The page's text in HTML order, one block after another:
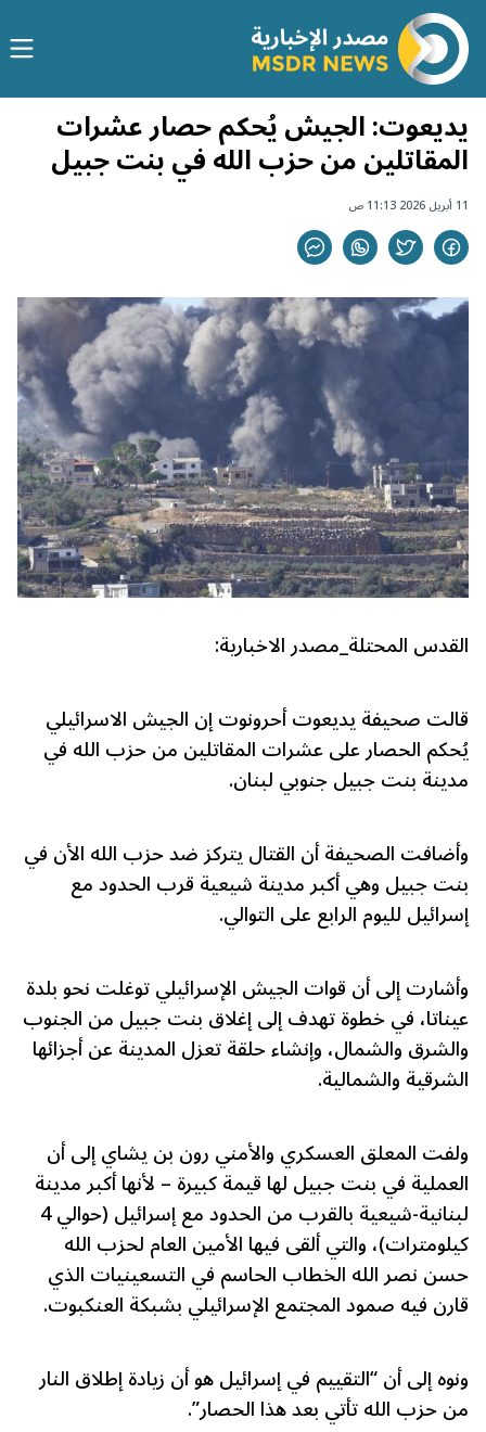
يديعوت: الجيش يُحكم حصار عشرات
المقاتلين من حزب الله في بنت جبيل
11 أبريل 2026 11:13 ص
القدس المحتلة_مصدر الاخبارية:
قالت صحيفة يديعوت أحرونوت إن الجيش الاسرائيلي
يُحكم الحصار على عشرات المقاتلين من حزب الله في
مدينة بنت جبيل جنوبي لبنان.
وأضافت الصحيفة أن القتال يتركز ضد حزب الله الأن في
بنت جبيل وهي أكبر مدينة شيعية قرب الحدود مع
إسرائيل لليوم الرابع على التوالي.
وأشارت إلى أن قوات الجيش الإسرائيلي توغلت نحو بلدة
عيناتا، في خطوة تهدف إلى إغلاق بنت جبيل من الجنوب
والشرق والشمال، وإنشاء حلقة تعزل المدينة عن أجزائها
الشرقية والشمالية.
ولفت المعلق العسكري والأمني رون بن يشاي إلى أن
العملية في بنت جبيل لها قيمة كبيرة – لأنها أكبر مدينة
لبنانية-شيعية بالقرب من الحدود مع إسرائيل (حوالي 4
كيلومترات)، والتي ألقى فيها الأمين العام لحزب الله
حسن نصر الله الخطاب الحاسم في التسعينيات الذي
قارن فيه صمود المجتمع الإسرائيلي بشبكة العنكبوت.
ونوه إلى أن “التقييم في إسرائيل هو أن زيادة إطلاق النار
من حزب الله تأتي بعد هذا الحصار”.